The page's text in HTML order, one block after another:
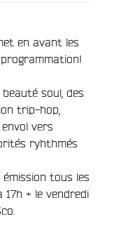
en avant les
beauté soul, des
trip-hop,
vers
ryhthmés
tous les
17h + le vendredi